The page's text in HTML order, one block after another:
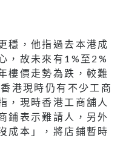
穩，他指過去本港成
，故未來有1%至2%
樓價走勢為跌，較難
港現時仍有不少工商
，現時香港工商舖人
鋪表示難請人，另外
成本」，將店鋪暫時